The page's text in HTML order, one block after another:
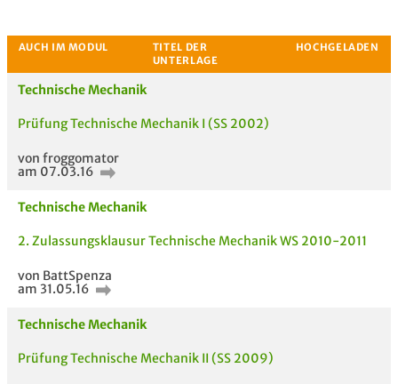
Bewertung
Technische Mechanik
Prüfung Technische Mechanik I (SS 2002)
von froggomator
am 07.03.16
Technische Mechanik
2. Zulassungsklausur Technische Mechanik WS 2010-2011
von BattSpenza
am 31.05.16
Technische Mechanik
Prüfung Technische Mechanik II (SS 2009)